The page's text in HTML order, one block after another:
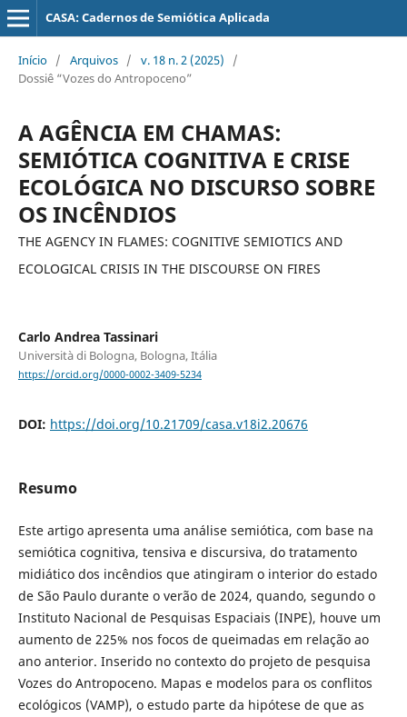
CASA: Cadernos de Semiótica Aplicada
Início / Arquivos / v. 18 n. 2 (2025)
/
Dossiê “Vozes do Antropoceno”
A AGÊNCIA EM CHAMAS:
SEMIÓTICA COGNITIVA E CRISE
ECOLÓGICA NO DISCURSO SOBRE
OS INCÊNDIOS
THE AGENCY IN FLAMES: COGNITIVE SEMIOTICS AND
ECOLOGICAL CRISIS IN THE DISCOURSE ON FIRES
Carlo Andrea Tassinari
Università di Bologna, Bologna, Itália
https://orcid.org/0000-0002-3409-5234
DOI: https://doi.org/10.21709/casa.v18i2.20676
Resumo
Este artigo apresenta uma análise semiótica, com base na
semiótica cognitiva, tensiva e discursiva, do tratamento
midiático dos incêndios que atingiram o interior do estado
de São Paulo durante o verão de 2024, quando, segundo o
Instituto Nacional de Pesquisas Espaciais (INPE), houve um
aumento de 225% nos focos de queimadas em relação ao
ano anterior. Inserido no contexto do projeto de pesquisa
Vozes do Antropoceno. Mapas e modelos para os conflitos
ecológicos (VAMP), o estudo parte da hipótese de que as